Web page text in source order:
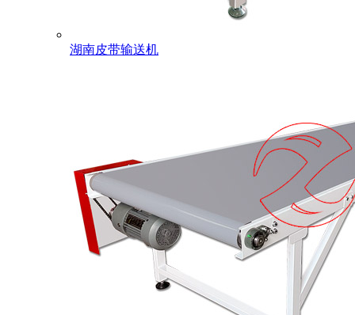
湖南皮带输送机